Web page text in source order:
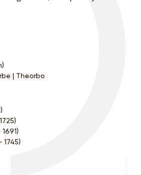
| Theorbo
1745)